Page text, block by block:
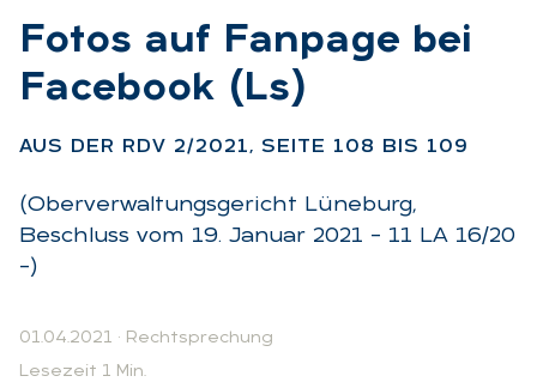
:Fo­tos auf Fan­page bei
Face­book (Ls)
AUS DER RDV 2/2021, SEI­TE 108 BIS 109
(Oberverwaltungsgericht Lüneburg,
Beschluss vom 19. Januar 2021 – 11 LA 16/20
–)
01.04.2021 · Rechtsprechung
Lesezeit 1 Min.